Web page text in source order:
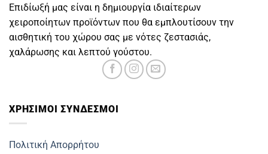
Επιδίωξή μας είναι η δημιουργία ιδιαίτερων
χειροποίητων προϊόντων που θα εμπλουτίσουν την
αισθητική του χώρου σας με νότες ζεστασιάς,
χαλάρωσης και λεπτού γούστου.
ΧΡΗΣΙΜOΙ ΣΥΝΔΕΣΜΟΙ
Πολιτική Απορρήτου